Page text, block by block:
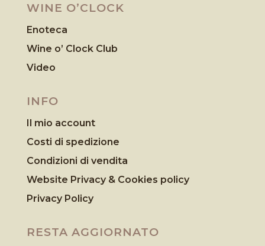
WINE O’CLOCK
Enoteca
Wine o’ Clock Club
Video
INFO
Il mio account
Costi di spedizione
Condizioni di vendita
Website Privacy & Cookies policy
Privacy Policy
RESTA AGGIORNATO